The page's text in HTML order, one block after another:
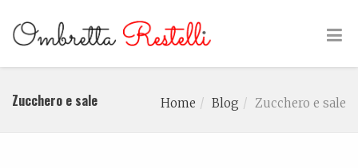
Zucchero e sale Home Blog Zucchero e sale